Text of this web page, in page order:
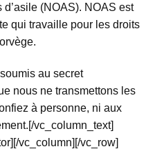
(NOAS). NOAS est
qui travaille pour les droits
au secret
nous ne transmettons les
à personne, ni aux
vc_column_text]
vc_column][/vc_row]